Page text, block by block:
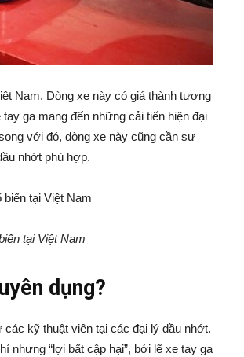
Nam. Dòng xe này có giá thành tương
ga mang đến những cải tiến hiện đại
với đó, dòng xe này cũng cần sự
nhớt phù hợp.
tại Việt Nam
dụng?
kỹ thuật viên tại các đại lý dầu nhớt.
nhưng “lợi bất cập hại”, bởi lẽ xe tay ga